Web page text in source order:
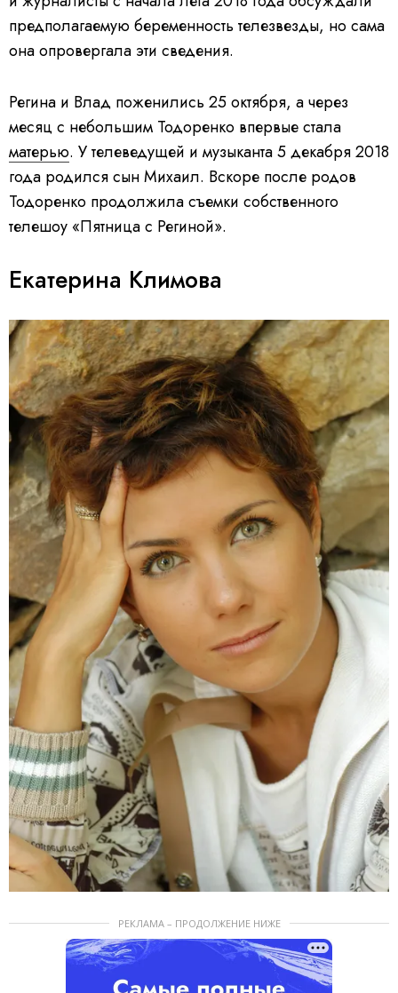
предполагаемую беременность телезвезды, но сама
она опровергала эти сведения.
Регина и Влад поженились 25 октября, а через
месяц с небольшим Тодоренко впервые стала
матерью. У телеведущей и музыканта 5 декабря 2018
года родился сын Михаил. Вскоре после родов
Тодоренко продолжила съемки собственного
телешоу «Пятница с Региной».
Екатерина Климова
РЕКЛАМА – ПРОДОЛЖЕНИЕ НИЖЕ